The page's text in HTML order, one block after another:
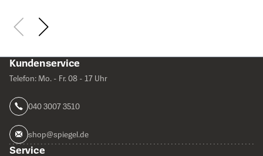
Kundenservice
Telefon: Mo. - Fr. 08 - 17 Uhr
040 3007 3510
shop@spiegel.de
Service